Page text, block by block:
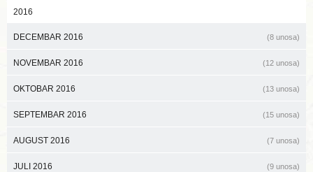
2016
DECEMBAR 2016 (8 unosa)
NOVEMBAR 2016 (12 unosa)
OKTOBAR 2016 (13 unosa)
SEPTEMBAR 2016 (15 unosa)
AUGUST 2016 (7 unosa)
JULI 2016 (9 unosa)